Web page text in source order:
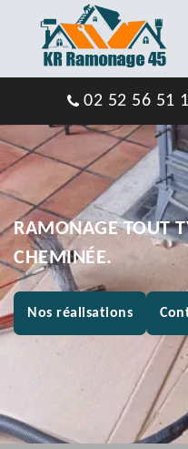
02 52 56 51
RAMONAGE TOUT
CHEMINÉE.
Nos réalisations